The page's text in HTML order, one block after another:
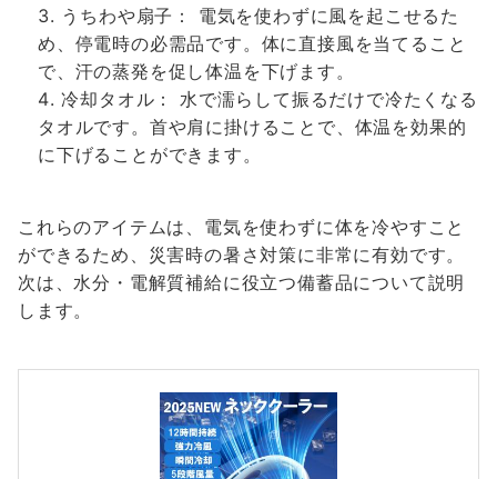
うちわや扇子： 電気を使わずに風を起こせるた
め、停電時の必需品です。体に直接風を当てること
で、汗の蒸発を促し体温を下げます。
冷却タオル： 水で濡らして振るだけで冷たくなる
タオルです。首や肩に掛けることで、体温を効果的
に下げることができます。
これらのアイテムは、電気を使わずに体を冷やすこと
ができるため、災害時の暑さ対策に非常に有効です。
次は、水分・電解質補給に役立つ備蓄品について説明
します。